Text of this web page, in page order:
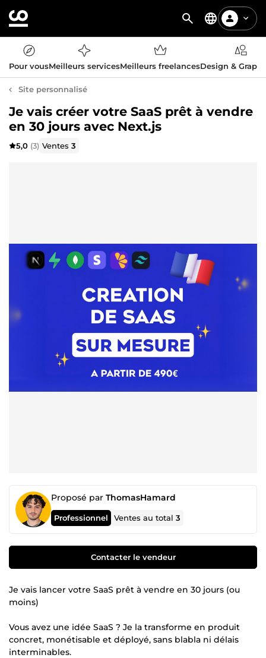
Pour vousMeilleurs servicesMeilleurs freelancesDesign &
Site personnalisé
Je vais créer votre SaaS prêt à vendre
en 30 jours avec Next.js
5,0 (3) Ventes3
Proposé par ThomasHamard
Professionnel Ventes au total3
Contacter le vendeur
Je vais lancer votre SaaS prêt à vendre en 30 jours (ou
moins)
Vous avez une idée SaaS ? Je la transforme en produit
concret, monétisable et déployé, sans blabla ni délais
interminables.